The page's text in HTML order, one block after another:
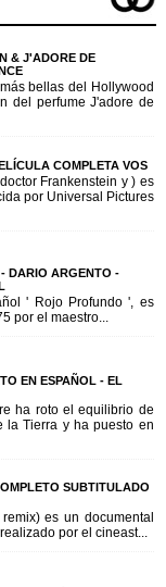
& J'ADORE DE
bellas del Hollywood
del perfume J'adore de
COMPLETA VOS
Frankenstein y ) es
por Universal Pictures
DARIO ARGENTO -
' Rojo Profundo ', es
por el maestro...
EN ESPAÑOL - EL
ha roto el equilibrio de
la Tierra y ha puesto en
SUBTITULADO
es un documental
por el cineast...